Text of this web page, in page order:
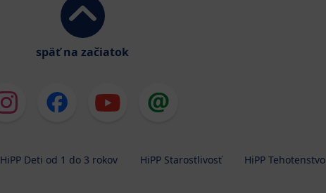
späť na začiatok
HiPP Deti od 1 do 3 rokov HiPP Starostlivosť HiPP Tehotenstvo